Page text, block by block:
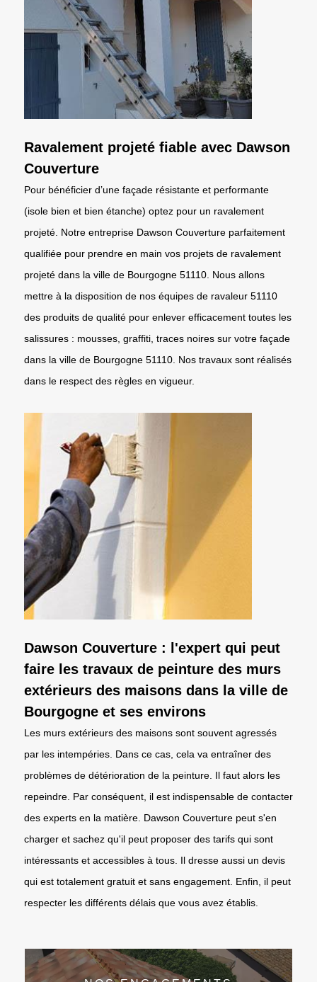
Ravalement projeté fiable avec Dawson
Couverture
Pour bénéficier d’une façade résistante et performante
(isole bien et bien étanche) optez pour un ravalement
projeté. Notre entreprise Dawson Couverture parfaitement
qualifiée pour prendre en main vos projets de ravalement
projeté dans la ville de Bourgogne 51110. Nous allons
mettre à la disposition de nos équipes de ravaleur 51110
des produits de qualité pour enlever efficacement toutes les
salissures : mousses, graffiti, traces noires sur votre façade
dans la ville de Bourgogne 51110. Nos travaux sont réalisés
dans le respect des règles en vigueur.
Dawson Couverture : l'expert qui peut
faire les travaux de peinture des murs
extérieurs des maisons dans la ville de
Bourgogne et ses environs
Les murs extérieurs des maisons sont souvent agressés
par les intempéries. Dans ce cas, cela va entraîner des
problèmes de détérioration de la peinture. Il faut alors les
repeindre. Par conséquent, il est indispensable de contacter
des experts en la matière. Dawson Couverture peut s'en
charger et sachez qu'il peut proposer des tarifs qui sont
intéressants et accessibles à tous. Il dresse aussi un devis
qui est totalement gratuit et sans engagement. Enfin, il peut
respecter les différents délais que vous avez établis.